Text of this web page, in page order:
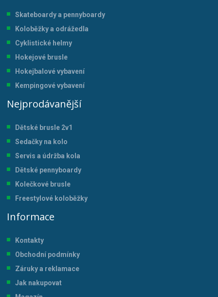
Skateboardy a pennyboardy
Koloběžky a odrážedla
Cyklistické helmy
Hokejové brusle
Hokejbalové vybavení
Kempingové vybavení
Nejprodávanější
Dětské brusle 2v1
Sedačky na kolo
Servis a údržba kola
Dětské pennyboardy
Kolečkové brusle
Freestylové koloběžky
Informace
Kontakty
Obchodní podmínky
Záruky a reklamace
Jak nakupovat